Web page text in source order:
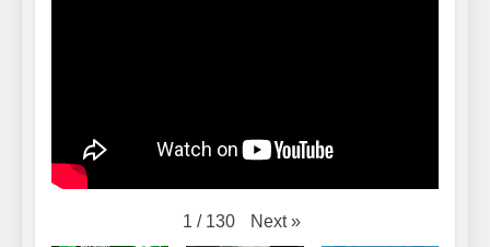
1 / 130 Next »